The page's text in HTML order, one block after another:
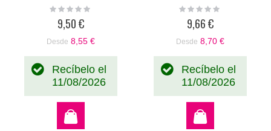
Rating:
9,50 €
Desde 8,55 €
Recíbelo el
11/08/2026
Rating:
9,66 €
Desde 8,70 €
Recíbelo el
11/08/2026